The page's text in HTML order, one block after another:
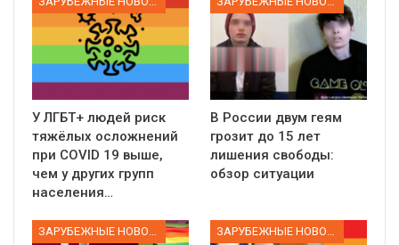
У ЛГБТ+ людей риск
тяжёлых осложнений
при COVID 19 выше,
чем у других групп
населения…
В России двум геям
грозит до 15 лет
лишения свободы:
обзор ситуации